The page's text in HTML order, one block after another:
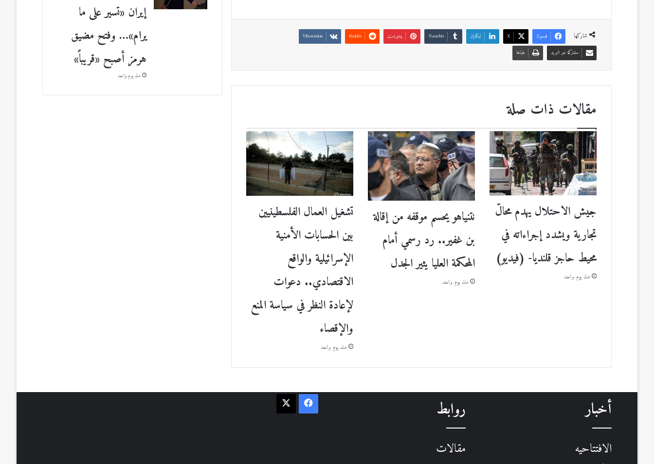
شاركها فيسبوك ‫X لينكدإن بينتيريست
مشاركة عبر البريد
طباعة
مقالات ذات صلة
جيش الاحتلال يهدم محالّ
تجارية ويشدد إجراءاته في
محيط حاجز قلنديا- (فيديو)
منذ يوم واحد
نتنياهو يحسم موقفه من إقالة
بن غفير.. رد رسمي أمام
المحكمة العليا يثير الجدل
منذ يوم واحد
تشغيل العمال الفلسطينيين
بين الحسابات الأمنية
الإسرائيلية والواقع
الاقتصادي.. دعوات
لإعادة النظر في سياسة المنع
والإقصاء
منذ يوم واحد
إيران «تسير على ما
يرام»… وفتح مضيق
هرمز أصبح «قريباً»
منذ يوم واحد
أخبار
الافتتاحيه
روابط
مقالات
فيسبوك